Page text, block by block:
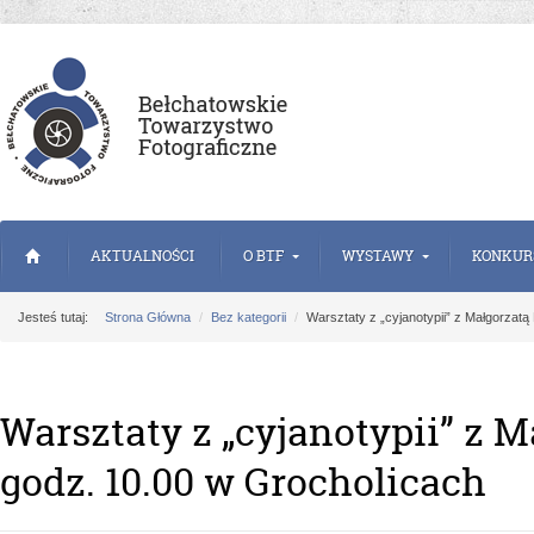
AKTUALNOŚCI O BTF WYSTAWY
Jesteś tutaj: Strona Główna Bez kategorii Warsztaty z „cyjanotypii” z
Warsztaty z „cyjanotypii” z
godz. 10.00 w Grocholicach